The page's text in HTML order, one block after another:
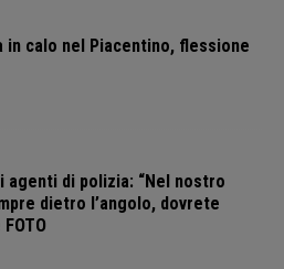
in calo nel Piacentino, flessione
agenti di polizia: “Nel nostro
dietro l’angolo, dovrete